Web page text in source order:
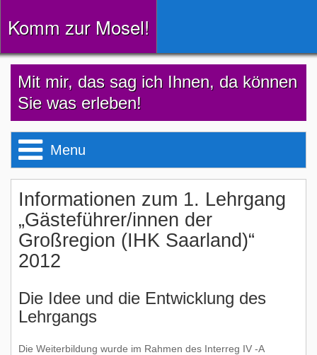
Komm zur Mosel!
Mit mir, das sag ich Ihnen, da können
Sie was erleben!
Menu
Willkommen!
Busbegleitungen
Nachtwächtertouren
Termine und Treffpunkt
Römertouren
Informationen zum 1. Lehrgang
„Gästeführer/innen der
Großregion (IHK Saarland)“
2012
Die Idee und die Entwicklung des
Lehrgangs
Die Weiterbildung wurde im Rahmen des Interreg IV -A